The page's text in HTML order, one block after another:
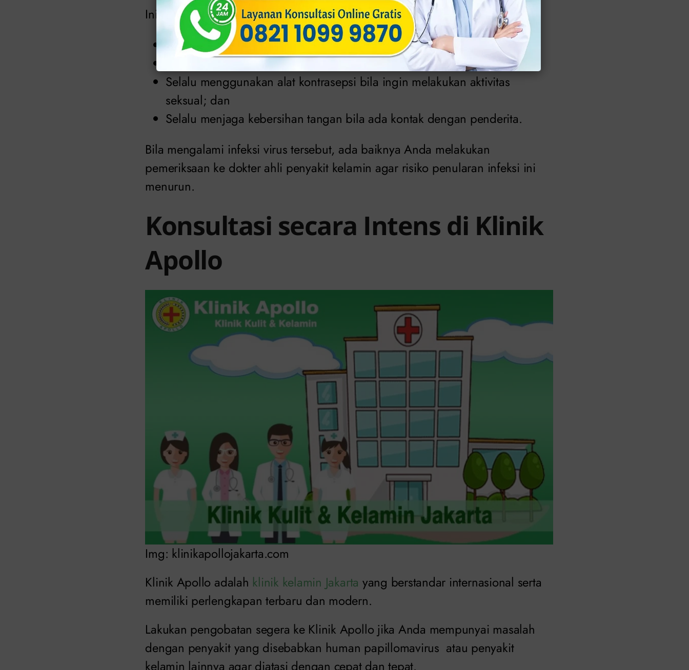
Inilah beberapa tindakan pencegahan HPV yang bisa dilakukan, yaitu:
Melakukan vaksin untuk HPV;
Menghindari hubungan intim secara bebas;
Selalu menggunakan alat kontrasepsi bila ingin melakukan aktivitas
seksual; dan
Selalu menjaga kebersihan tangan bila ada kontak dengan penderita.
Bila mengalami infeksi virus tersebut, ada baiknya Anda melakukan
pemeriksaan ke dokter ahli penyakit kelamin agar risiko penularan infeksi ini
menurun.
Konsultasi secara Intens di Klinik
Apollo
Img: klinikapollojakarta.com
Klinik Apollo adalah klinik kelamin Jakarta yang berstandar internasional serta
memiliki perlengkapan terbaru dan modern.
Lakukan pengobatan segera ke Klinik Apollo jika Anda mempunyai masalah
dengan penyakit yang disebabkan human papillomavirus atau penyakit
kelamin lainnya agar diatasi dengan cepat dan tepat.